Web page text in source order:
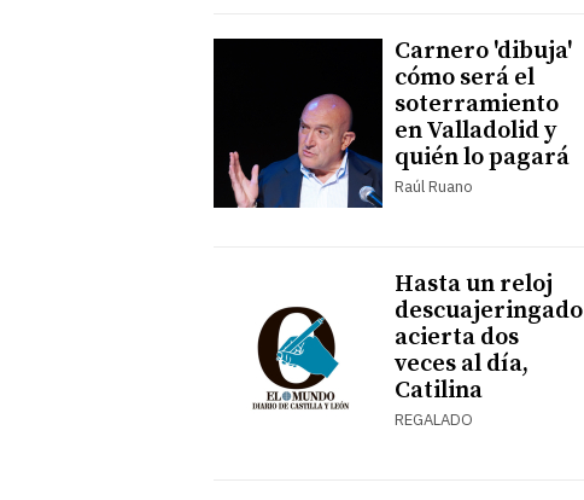
Carnero 'dibuja'
cómo será el
soterramiento
en Valladolid y
quién lo pagará
Raúl Ruano
Hasta un reloj
descuajeringado
acierta dos
veces al día,
Catilina
REGALADO